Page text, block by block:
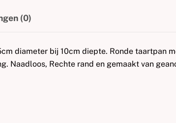
(0)
diameter bij 10cm diepte. Ronde taartpan
Naadloos, Rechte rand en gemaakt van